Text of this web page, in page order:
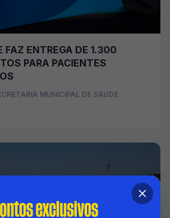
FAZ ENTREGA DE 1.300
PARA PACIENTES
MUNICIPAL DE SAÚDE